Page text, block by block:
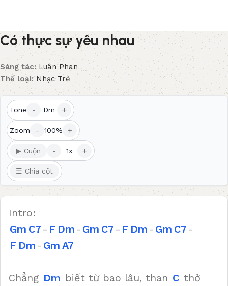
Có thực sự yêu nhau
Sáng tác: Luân Phan
Thể loại: Nhạc Trẻ
Tone - Dm +
Zoom - 100% +
▶ Cuộn - 1x +
☰ Chia cột
Intro:
Gm C7 - F Dm - Gm C7 - F Dm - Gm C7 -
F Dm - Gm A7
Chẳng Dm biết từ bao lâu, than C thở